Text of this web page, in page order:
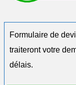
Formulaire de
traiteront votre
délais.